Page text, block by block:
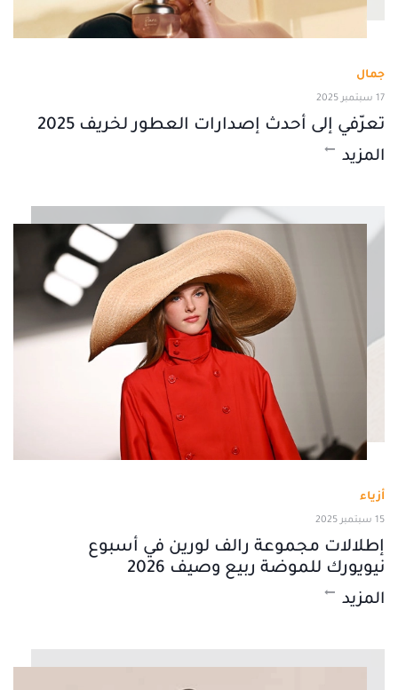
جمال
17 سبتمبر 2025
تعرّفي إلى أحدث إصدارات العطور لخريف 2025
المزيد
أزياء
15 سبتمبر 2025
إطلالات مجموعة رالف لورين في أسبوع
نيويورك للموضة ربيع وصيف 2026
المزيد